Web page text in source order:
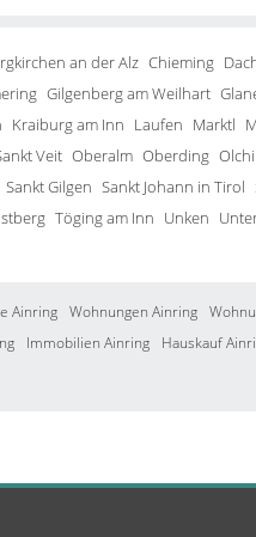
an der Alz Chieming
Gilgenberg am Weilhart
Kraiburg am Inn Laufen Marktl
Veit Oberalm Oberding
Sankt Gilgen Sankt Johann in Tirol
Töging am Inn Unken
Ainring Wohnungen Ainring
Immobilien Ainring
Hauskauf